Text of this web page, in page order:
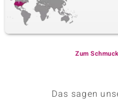
Zum
Das sagen